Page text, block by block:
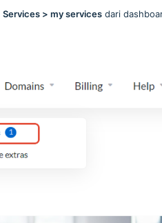
Services > my services dari